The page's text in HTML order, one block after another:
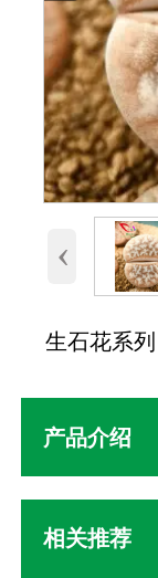
‹
生石花系列
产品介绍
相关推荐